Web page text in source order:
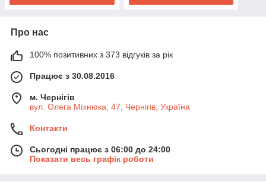
Про нас
100% позитивних з 373 відгуків за рік
Працює з 30.08.2016
м. Чернігів
вул. Олега Міхнюка, 47, Чернігів, Україна
Контакти
Сьогодні працює з 06:00 до 24:00
Показати весь графік роботи